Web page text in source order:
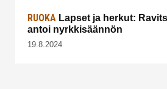
RUOKA Lapset ja herkut:
antoi nyrkkisäännön
19.8.2024